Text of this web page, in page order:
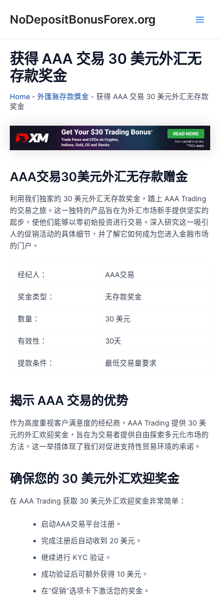
NoDepositBonusForex.org
获得 AAA 交易 30 美元外汇无
存款奖金
Home - 外匯無存款獎金 - 获得 AAA 交易 30 美元外汇无存款
奖金
AAA交易30美元外汇无存款赠金
利用我们独家的 30 美元外汇无存款奖金，踏上 AAA Trading
的交易之旅。这一独特的产品旨在为外汇市场新手提供坚实的
起步，使他们能够以零初始投资进行交易。深入研究这一吸引
人的促销活动的具体细节，并了解它如何成为您进入金融市场
的门户。
经纪人： AAA交易
奖金类型： 无存款奖金
数量： 30 美元
有效性： 30天
提款条件： 最低交易量要求
揭示 AAA 交易的优势
作为高度重视客户满意度的经纪商，AAA Trading 提供 30 美
元的外汇欢迎奖金，旨在为交易者提供自由探索多元化市场的
方法。这一举措体现了我们对促进支持性贸易环境的承诺。
确保您的 30 美元外汇欢迎奖金
在 AAA Trading 获取 30 美元外汇欢迎奖金非常简单：
启动AAA交易平台注册。
完成注册后自动收到 20 美元。
继续进行 KYC 验证。
成功验证后可额外获得 10 美元。
在“促销”选项卡下激活您的奖金。